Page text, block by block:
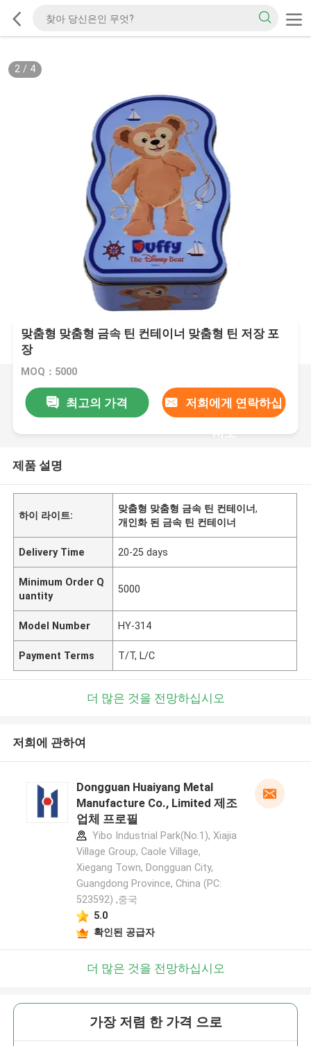
2/ 4
맞춤형 맞춤형 금속 틴 컨테이너 맞춤형 틴 저장 포
장
MOQ：5000
최고의 가격 저희에게 연락하십
시오
제품 설명
하이 라이트:
맞춤형 맞춤형 금속 틴 컨테이너,
개인화 된 금속 틴 컨테이너
Delivery Time 20-25 days
Minimum Order Q
uantity
5000
Model Number HY-314
Payment Terms T/T, L/C
더 많은 것을 전망하십시오
저희에 관하여
Dongguan Huaiyang Metal
Manufacture Co., Limited 제조
업체 프로필
Yibo Industrial Park(No.1), Xiajia
Village Group, Caole Village,
Xiegang Town, Dongguan City,
Guangdong Province, China (PC:
523592) ,중국
5.0
확인된 공급자
더 많은 것을 전망하십시오
가장 저렴 한 가격 으로